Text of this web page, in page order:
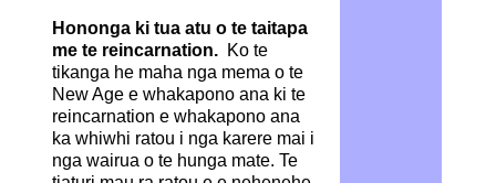
Hononga ki tua atu o te taitapa
me te reincarnation. Ko te
tikanga he maha nga mema o te
New Age e whakapono ana ki te
reincarnation e whakapono ana
ka whiwhi ratou i nga karere mai i
nga wairua o te hunga mate. Te